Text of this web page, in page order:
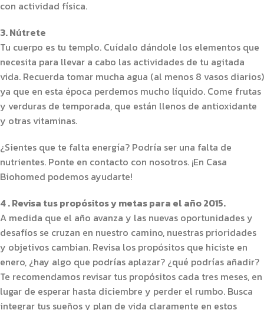
con actividad física.
3. Nútrete
Tu cuerpo es tu templo. Cuídalo dándole los elementos que
necesita para llevar a cabo las actividades de tu agitada
vida. Recuerda tomar mucha agua (al menos 8 vasos diarios)
ya que en esta época perdemos mucho líquido. Come frutas
y verduras de temporada, que están llenos de antioxidante
y otras vitaminas.
¿Sientes que te falta energía? Podría ser una falta de
nutrientes. Ponte en contacto con nosotros. ¡En Casa
Biohomed podemos ayudarte!
4 . Revisa tus propósitos y metas para el año 2015.
A medida que el año avanza y las nuevas oportunidades y
desafíos se cruzan en nuestro camino, nuestras prioridades
y objetivos cambian. Revisa los propósitos que hiciste en
enero, ¿hay algo que podrías aplazar? ¿qué podrías añadir?
Te recomendamos revisar tus propósitos cada tres meses, en
lugar de esperar hasta diciembre y perder el rumbo. Busca
integrar tus sueños y plan de vida claramente en estos